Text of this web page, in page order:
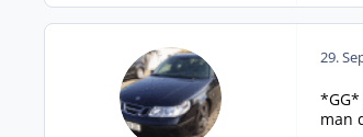
29.
man